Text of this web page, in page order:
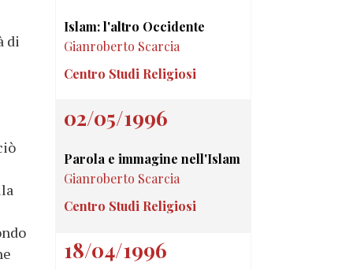
di
Islam: l'altro Occidente
Gianroberto Scarcia
Centro Studi Religiosi
02/05/1996
Parola e immagine nell'Islam
Gianroberto Scarcia
Centro Studi Religiosi
18/04/1996